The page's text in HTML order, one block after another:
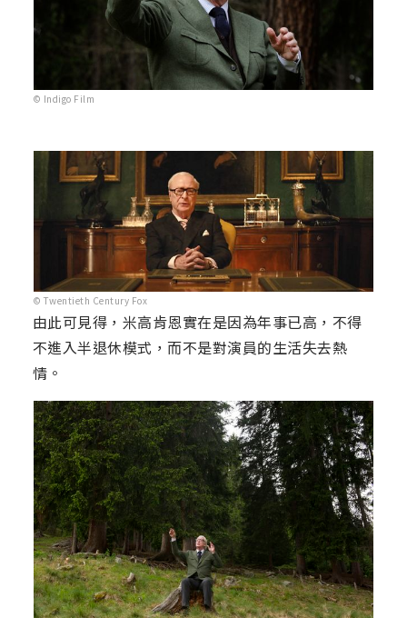
© Indigo Film
© Twentieth Century Fox
由此可見得，米高肯恩實在是因為年事已高，不得
不進入半退休模式，而不是對演員的生活失去熱
情。